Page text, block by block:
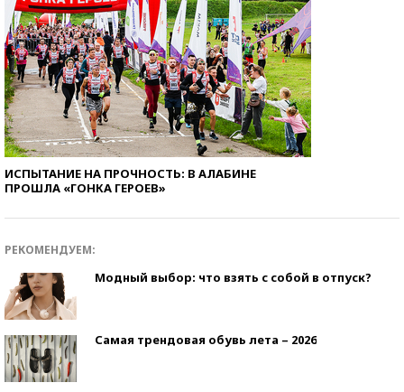
ИСПЫТАНИЕ НА ПРОЧНОСТЬ: В АЛАБИНЕ
ПРОШЛА «ГОНКА ГЕРОЕВ»
РЕКОМЕНДУЕМ:
Модный выбор: что взять с собой в отпуск?
Самая трендовая обувь лета – 2026